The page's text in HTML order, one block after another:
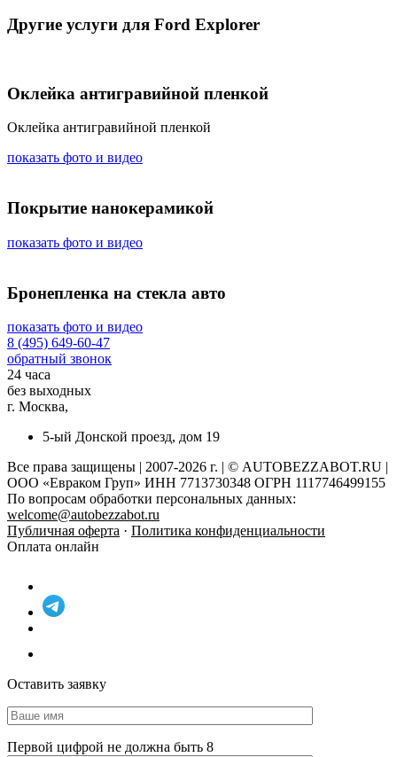
Другие услуги для Ford Explorer
Оклейка антигравийной пленкой
Оклейка антигравийной пленкой
показать фото и видео
Покрытие нанокерамикой
показать фото и видео
Бронепленка на стекла авто
показать фото и видео
8 (495) 649-60-47
обратный звонок
24 часа
без выходных
г. Москва,
5-ый Донской проезд, дом 19
Все права защищены | 2007-2026 г. | © AUTOBEZZABOT.RU |
ООО «Евраком Груп» ИНН 7713730348 ОГРН 1117746499155
По вопросам обработки персональных данных:
welcome@autobezzabot.ru
Публичная оферта · Политика конфиденциальности
Оплата онлайн
Оставить заявку
Первой цифрой не должна быть 8